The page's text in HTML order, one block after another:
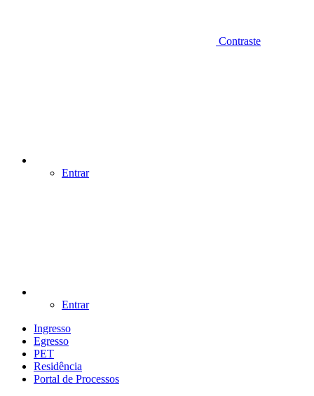
Contraste
Entrar
Entrar
Ingresso
Egresso
PET
Residência
Portal de Processos